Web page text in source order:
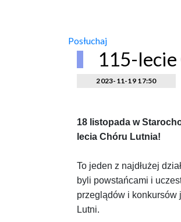
Posłuchaj
115-
2023-11-19 17:50
18 listopada w
lecia Chóru Lutnia!
To jeden z najdłużej
byli powstańcami i
przeglądów i konkursów
Lutni.